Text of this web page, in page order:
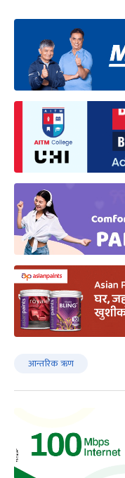
आन्तरिक ऋण